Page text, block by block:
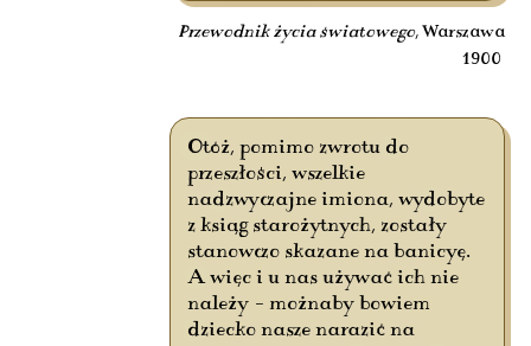
Przewodnik życia światowego, Warszawa
1900
Otóż, pomimo zwrotu do
przeszłości, wszelkie
nadzwyczajne imiona, wydobyte
z ksiąg starożytnych, zostały
stanowczo skazane na banicyę.
A więc i u nas używać ich nie
należy – możnaby bowiem
dziecko nasze narazić na